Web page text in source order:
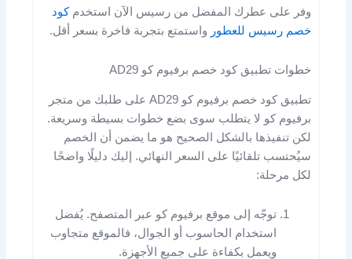
وفر على عطرك المفضل من رسيس الآن استخدمكود
خصم رسيس للعطور واستمتع بتجربة فاخرة بسعر أقل.
خطوات تطبيق كود خصم برفيوم كو AD29
تطبيق كود خصم برفيوم كو AD29 على طلبك من متجر
برفيوم كو لا يتطلب سوى بضع خطوات بسيطة وسريعة.
لكن تنفيذها بالشكل الصحيح هو ما يضمن أن الخصم
سيُحتسب تلقائيًا على السعر النهائي. إليك دليلًا واضحًا
لكل مرحلة:
توجّه إلى موقع برفيوم كو عبر المتصفح. يُفضل
استخدام الحاسوب أو الجوال، فالموقع متجاوب
ويعمل بكفاءة على جميع الأجهزة.